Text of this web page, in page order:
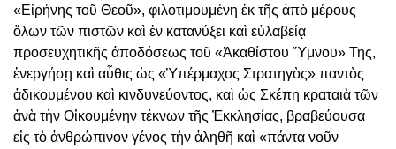
«Εἰρήνης τοῦ Θεοῦ», φιλοτιμουμένη ἐκ τῆς ἀπὸ μέρους
ὅλων τῶν πιστῶν καὶ ἐν κατανύξει καὶ εὐλαβείᾳ
προσευχητικῆς ἀποδόσεως τοῦ «Ἀκαθίστου Ὕμνου» Της,
ἐνεργήσῃ καὶ αὖθις ὡς «Ὑπέρμαχος Στρατηγὸς» παντὸς
ἀδικουμένου καὶ κινδυνεύοντος, καὶ ὡς Σκέπη κραταιὰ τῶν
ἀνὰ τὴν Οἰκουμένην τέκνων τῆς Ἐκκλησίας, βραβεύουσα
εἰς τὸ ἀνθρώπινον γένος τὴν ἀληθῆ καὶ «πάντα νοῦν